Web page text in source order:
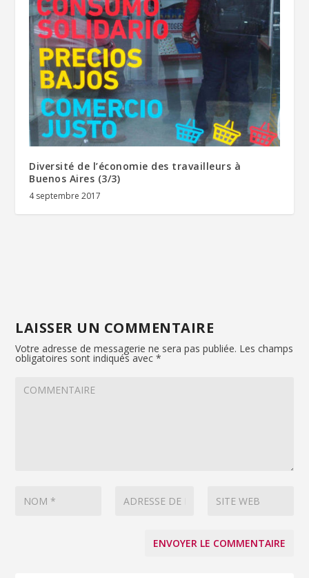
Diversité de l’économie des travailleurs à
Buenos Aires (3/3)
4 septembre 2017
LAISSER UN COMMENTAIRE
Votre adresse de messagerie ne sera pas publiée. Les champs
obligatoires sont indiqués avec*